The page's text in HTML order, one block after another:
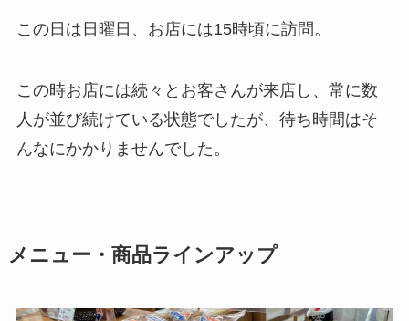
この日は日曜日、お店には15時頃に訪問。
この時お店には続々とお客さんが来店し、常に数
人が並び続けている状態でしたが、待ち時間はそ
んなにかかりませんでした。
メニュー・商品ラインアップ